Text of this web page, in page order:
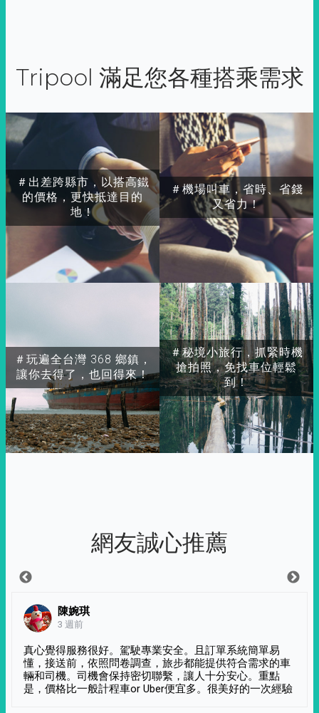
Tripool 滿足您各種搭乘需求
＃出差跨縣市，以搭高鐵
的價格，更快抵達目的
地！
＃玩遍全台灣 368 鄉鎮，
讓你去得了，也回得來！
＃秘境小旅行，抓緊時機
搶拍照，免找車位輕鬆
到！
＃機場叫車，省時、省錢
又省力！
網友誠心推薦
陳婉琪
3 週前
真心覺得服務很好。駕駛專業安全。且訂單系統簡單易
懂，接送前，依照問卷調查，旅步都能提供符合需求的車
輛和司機。司機會保持密切聯繫，讓人十分安心。重點
是，價格比一般計程車or Uber便宜多。很美好的一次經驗